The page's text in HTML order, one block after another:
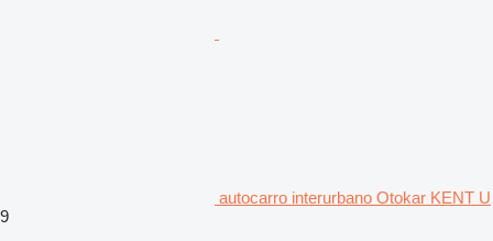
autocarro interurbano Otokar KENT U
9